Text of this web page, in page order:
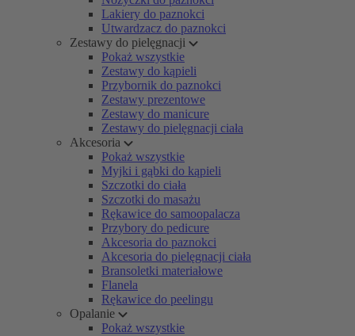
Lakiery do paznokci
Utwardzacz do paznokci
Zestawy do pielęgnacji
Pokaż wszystkie
Zestawy do kąpieli
Przybornik do paznokci
Zestawy prezentowe
Zestawy do manicure
Zestawy do pielęgnacji ciała
Akcesoria
Pokaż wszystkie
Myjki i gąbki do kąpieli
Szczotki do ciała
Szczotki do masażu
Rękawice do samoopalacza
Przybory do pedicure
Akcesoria do paznokci
Akcesoria do pielęgnacji ciała
Bransoletki materiałowe
Flanela
Rękawice do peelingu
Opalanie
Pokaż wszystkie